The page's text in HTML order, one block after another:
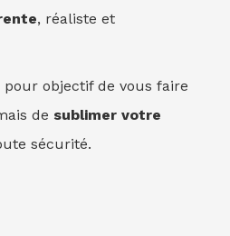
, réaliste et
pour objectif de vous faire
de sublimer votre
sécurité.